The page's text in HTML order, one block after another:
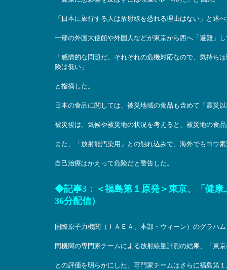
「日本に旅行する人は放射線を恐れる理由はない」と述
一部の外国大使館や外国人などが東京から西へ「避難」
「感情的な問題だ。それぞれの危機対応なので、気持ち
険は低い」
と指摘した。
日本の食品に関しては、被災地域の食品も含めて「震災
被災後は、気候や被災地の状況を考えると、被災地の食
また、「放射能汚染用」との触れ込みで、海外でもヨウ
自己治療はかえって危険だと警告した。
◆記事3：＜福島第１原発＞東京、「健
36分配信）
国際原子力機関（ＩＡＥＡ、本部・ウィーン）のグラハ
同機関の専門家チームによる放射線量計測の結果、「東
との評価を明らかにした。専門家チームはさらに福島第